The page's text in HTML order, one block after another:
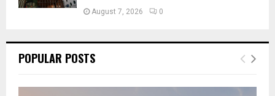
August 7, 2026 0
POPULAR POSTS